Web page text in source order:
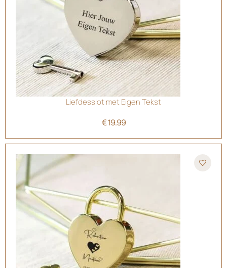
Liefdesslot met Eigen Tekst
€19.99